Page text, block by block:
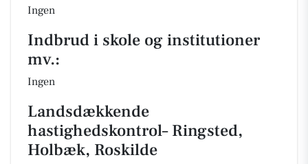
Ingen
Indbrud i skole og institutioner
mv.:
Ingen
Landsdækkende
hastighedskontrol– Ringsted,
Holbæk, Roskilde